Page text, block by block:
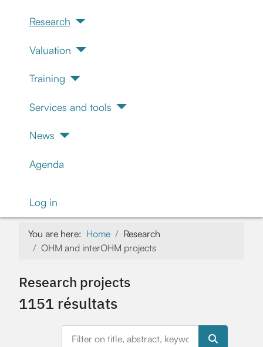
Research
Valuation
Training
Services and tools
News
Agenda
Log in
You are here: Home
Research
OHM and interOHM projects
Research projects
1151 résultats
Filter on title, abstract, keywords, project leader’s